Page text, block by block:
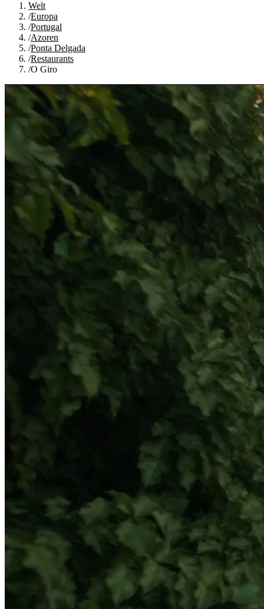
Welt
/Europa
/Portugal
/Azoren
/Ponta Delgada
/Restaurants
/O Giro